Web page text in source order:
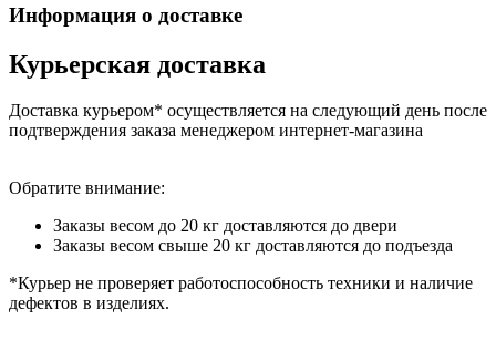
Информация о доставке
Курьерская доставка
Доставка курьером* осуществляется на следующий день после
подтверждения заказа менеджером интернет-магазина
Обратите внимание:
Заказы весом до 20 кг доставляются до двери
Заказы весом свыше 20 кг доставляются до подъезда
*Курьер не проверяет работоспособность техники и наличие
дефектов в изделиях.